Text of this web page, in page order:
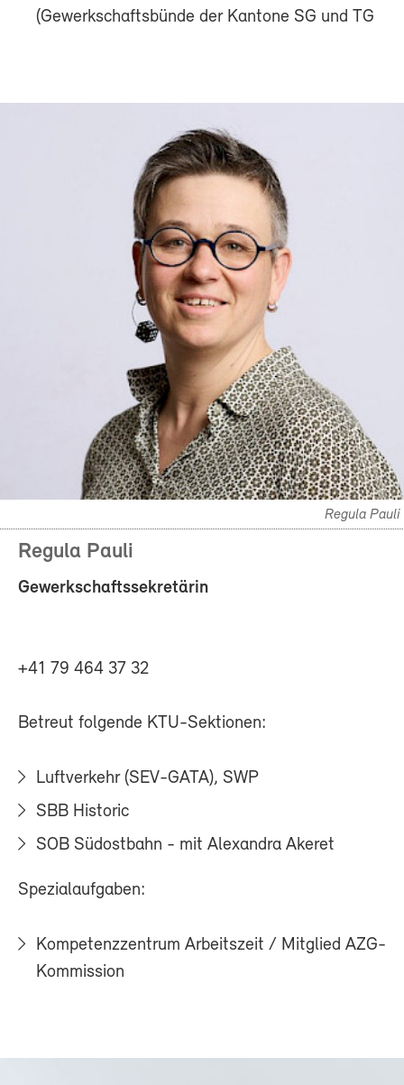
(Gewerkschaftsbünde der Kantone SG und TG
Regula Pauli
Regula Pauli
Gewerkschaftssekretärin
+41 79 464 37 32
Betreut folgende KTU-Sektionen:
Luftverkehr (SEV-GATA), SWP
SBB Historic
SOB Südostbahn - mit Alexandra Akeret
Spezialaufgaben:
Kompetenzzentrum Arbeitszeit / Mitglied AZG-
Kommission